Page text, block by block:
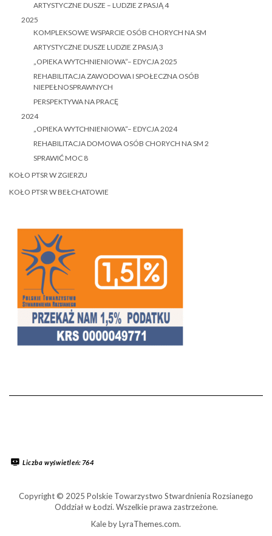
ARTYSTYCZNE DUSZE – LUDZIE Z PASJĄ 4
2025
KOMPLEKSOWE WSPARCIE OSÓB CHORYCH NA SM
ARTYSTYCZNE DUSZE LUDZIE Z PASJĄ 3
„OPIEKA WYTCHNIENIOWA”– EDYCJA 2025
REHABILITACJA ZAWODOWA I SPOŁECZNA OSÓB
NIEPEŁNOSPRAWNYCH
PERSPEKTYWA NA PRACĘ
2024
„OPIEKA WYTCHNIENIOWA”– EDYCJA 2024
REHABILITACJA DOMOWA OSÓB CHORYCH NA SM 2
SPRAWIĆ MOC 8
KOŁO PTSR W ZGIERZU
KOŁO PTSR W BEŁCHATOWIE
Liczba wyświetleń: 764
Copyright © 2025 Polskie Towarzystwo Stwardnienia Rozsianego
Oddział w Łodzi. Wszelkie prawa zastrzeżone.
Kaleby LyraThemes.com.